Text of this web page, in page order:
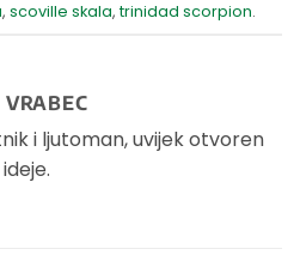
, scoville skala,trinidad scorpion.
i ljutoman, uvijek otvoren